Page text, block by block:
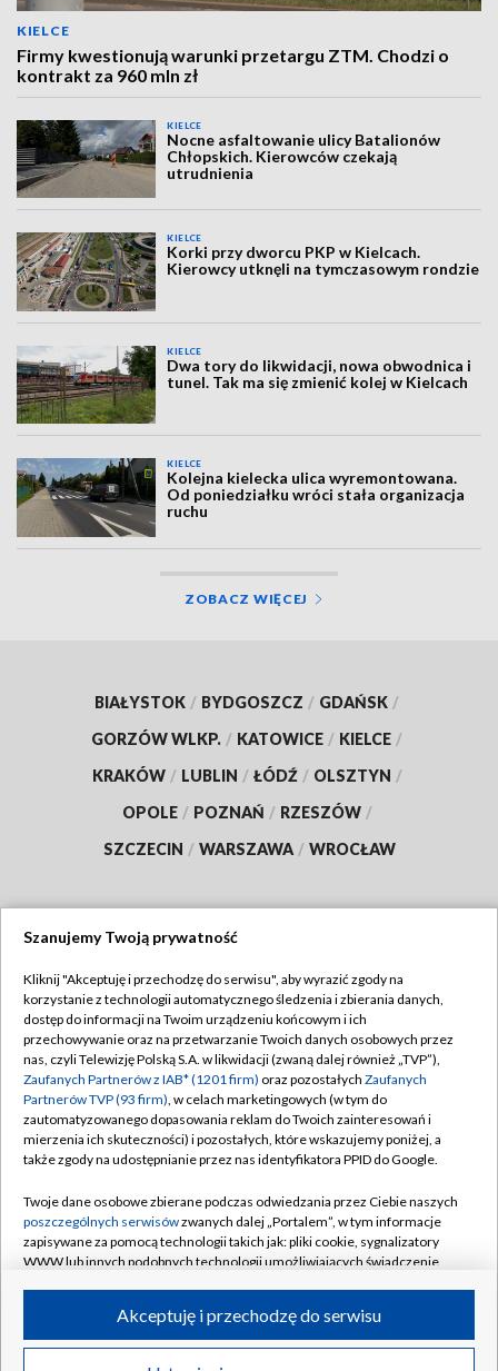
KIELCE
Firmy kwestionują warunki przetargu ZTM. Chodzi o
kontrakt za 960 mln zł
KIELCE
Nocne asfaltowanie ulicy Batalionów
Chłopskich. Kierowców czekają
utrudnienia
KIELCE
Korki przy dworcu PKP w Kielcach.
Kierowcy utknęli na tymczasowym rondzie
KIELCE
Dwa tory do likwidacji, nowa obwodnica i
tunel. Tak ma się zmienić kolej w Kielcach
KIELCE
Kolejna kielecka ulica wyremontowana.
Od poniedziałku wróci stała organizacja
ruchu
ZOBACZ WIĘCEJ
BIAŁYSTOK / BYDGOSZCZ / GDAŃSK /
GORZÓW WLKP. / KATOWICE / KIELCE /
KRAKÓW / LUBLIN / ŁÓDŹ / OLSZTYN /
OPOLE / POZNAŃ / RZESZÓW /
SZCZECIN / WARSZAWA / WROCŁAW
TVP
Abonament TVP
Emisja w TVP
Centrum informacji TVP
Naziemna Telewizja Cyfrowa
Rada Programowa
System NOS
Informacje o nadawcy
Program dla prasy
Regulamin TVP
Polityka prywatności
Moje zgody
Pomoc
Kontakt
Kanały
©2026 Telewizja Polska S.A. w likwidacji
Szanujemy Twoją prywatność
Kliknij "Akceptuję i przechodzę do serwisu", aby wyrazić zgody na
korzystanie z technologii automatycznego śledzenia i zbierania danych,
dostęp do informacji na Twoim urządzeniu końcowym i ich
przechowywanie oraz na przetwarzanie Twoich danych osobowych przez
nas, czyli Telewizję Polską S.A. w likwidacji (zwaną dalej również „TVP”),
Zaufanych Partnerów z IAB* (1201 firm) oraz pozostałych Zaufanych
Partnerów TVP (93 firm), w celach marketingowych (w tym do
zautomatyzowanego dopasowania reklam do Twoich zainteresowań i
mierzenia ich skuteczności) i pozostałych, które wskazujemy poniżej, a
także zgody na udostępnianie przez nas identyfikatora PPID do Google.
Twoje dane osobowe zbierane podczas odwiedzania przez Ciebie naszych
poszczególnych serwisówzwanych dalej „Portalem”, w tym informacje
zapisywane za pomocą technologii takich jak: pliki cookie, sygnalizatory
WWW lub innych podobnych technologii umożliwiających świadczenie
ruchu w Internecie.
Twoje dane osobowe zbierane podczas odwiedzania przez Ciebie
Akceptuję i przechodzę do serwisu